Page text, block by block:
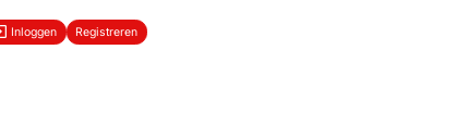
Inloggen Registreren